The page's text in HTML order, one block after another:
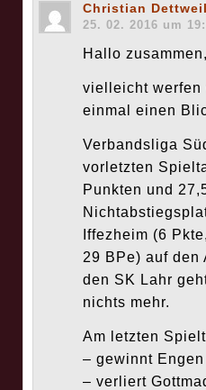
Christian
25. 02. 2016 um
Hallo zusammen,
vielleicht werfen
einmal einen
Verbandsliga
vorletzten
Punkten und
Iffezheim (6
29 BPe) auf den
den SK Lahr
nichts mehr.
Am letzten
– gewinnt
– verliert